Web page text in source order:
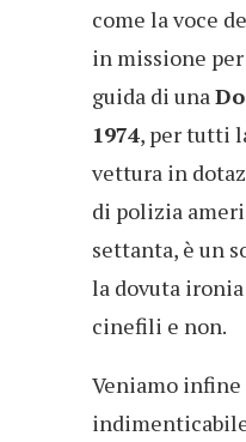
come la voce
in missione
guida di una
1974, per tutti
vettura in
di polizia
settanta, è un
la dovuta
cinefili e non.
Veniamo